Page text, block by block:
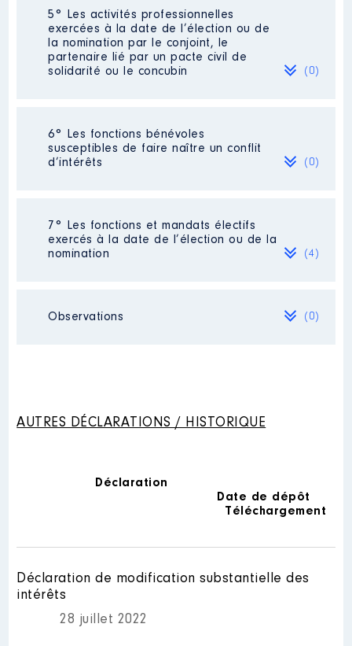
de LISIEUX │ De : 07/2021 à
Rémunération ou gratification
:
2021 0 €
Net
2022
0 € Net
Société : FDJ
Evaluation : 5040 € │ Nombre de
parts détenues : 112
Rémunération ou gratification au
Société: CREDIT AGRICOLE
NORMANDIE
Rémunération ou gratification au
cours de l’année précédente
5° Les activités professionnelles
exercées à la date de l’élection ou de
la nomination par le conjoint, le
partenaire lié par un pacte civil de
solidarité ou le concubin
(0)
Néant
6° Les fonctions bénévoles
susceptibles de faire naître un conflit
d’intérêts
(0)
Néant
7° Les fonctions et mandats électifs
exercés à la date de l’élection ou de la
nomination
(4)
Année Montant Type
2022
0 €
Communauté d'Agglomération
LISIEUX-NORMANDIE │ de :
Observations (0)
AUTRES DÉCLARATIONS / HISTORIQUE
Déclaration
Date de dépôt
Téléchargement
Déclaration de modification substantielle des
intérêts
28 juillet 2022